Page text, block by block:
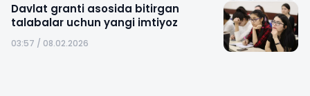
Davlat granti asosida bitirgan
talabalar uchun yangi imtiyoz
03:57 / 08.02.2026